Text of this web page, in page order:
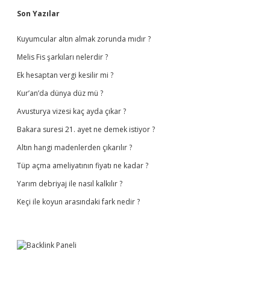
Sidebar
Son Yazılar
Kuyumcular altın almak zorunda mıdır ?
Melis Fis şarkıları nelerdir ?
Ek hesaptan vergi kesilir mi ?
Kur’an’da dünya düz mü ?
Avusturya vizesi kaç ayda çıkar ?
Bakara suresi 21. ayet ne demek istiyor ?
Altın hangi madenlerden çıkarılır ?
Tüp açma ameliyatının fiyatı ne kadar ?
Yarım debriyaj ile nasıl kalkılır ?
Keçi ile koyun arasındaki fark nedir ?